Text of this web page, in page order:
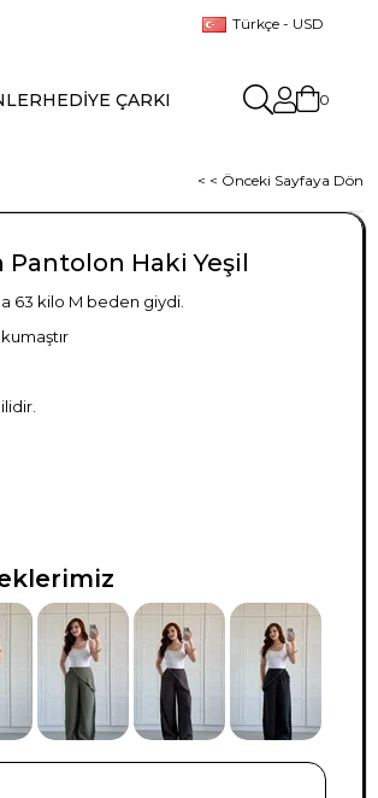
Türkçe - USD
HEDİYE ÇARKI 0
< < Önceki Sayfaya Dön
Pantolon Haki Yeşil
63 kilo M beden giydi.